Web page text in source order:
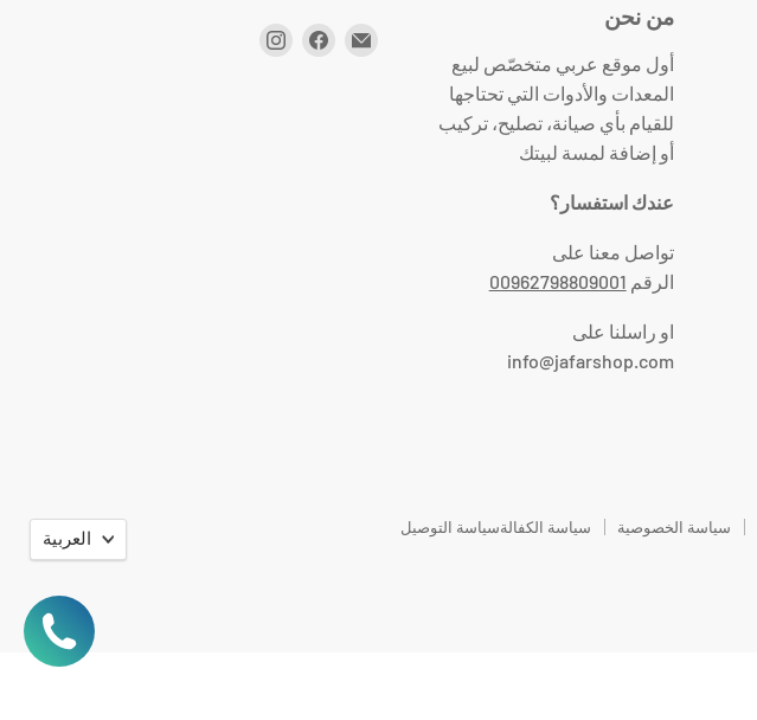
من نحن
أول موقع عربي متخصّص لبيع
المعدات والأدوات التي تحتاجها
للقيام بأي صيانة، تصليح، تركيب
أو إضافة لمسة لبيتك
عندك استفسار؟
تواصل معنا على
الرقم 00962798809001
او راسلنا على
info@jafarshop.com
سياسة الخصوصية سياسة الكفالةسياسة التوصيل اللغةالعربية